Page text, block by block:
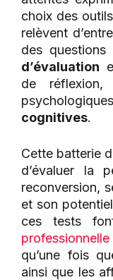
choix des
relèvent
des
d’évaluation
de réflexion,
cognitives.
Cette batterie
d’évaluer la
reconversion,
et son
ces tests
professionnelle
qu’une fois
ainsi que les